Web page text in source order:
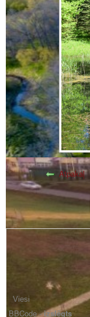
Atpakaļ
BBCode -izslēgts